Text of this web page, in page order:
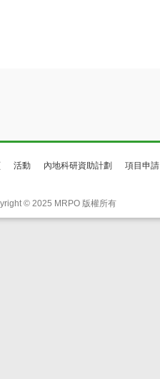
活動 內地科研資助計劃 項目申請
© 2025 MRPO 版權所有